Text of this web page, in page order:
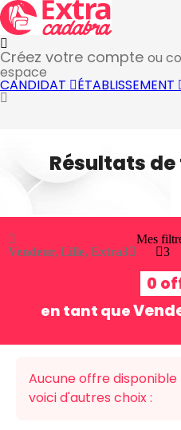
Créez votre compte ou
espace
CANDIDAT ÉTABLISSEMENT
Résultats
Vendeur, Lille, Extra3
Mes
3
0
en tant que
Aucune offre disponible
voici d'autres choix :